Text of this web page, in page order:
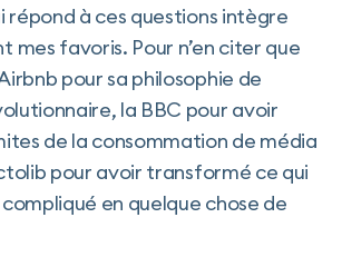
répond à ces questions intègre
mes favoris. Pour n’en citer que
pour sa philosophie de
la BBC pour avoir
de la consommation de média
pour avoir transformé ce qui
en quelque chose de